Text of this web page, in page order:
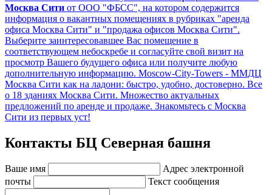
Москва Сити от ООО "ФБСС", на котором содержится
информация о вакантных помещениях в рубриках "аренда
офиса Москва Сити" и "продажа офисов Москва Сити".
Выберите заинтересовавшее Вас помещение в
соответствующем небоскребе и согласуйте свой визит на
просмотр Вашего будущего офиса или получите любую
дополнительную информацию. Moscow-City-Towers - ММДЦ
Москва Сити как на ладони: быстро, удобно, достоверно. Все
о 18 зданиях Москва Сити. Множество актуальных
предложений по аренде и продаже. Знакомьтесь с Москва
Сити из первых уст!
Контакты БЦ Северная башня
Ваше имя
Адрес электронной
почты
Текст сообщения